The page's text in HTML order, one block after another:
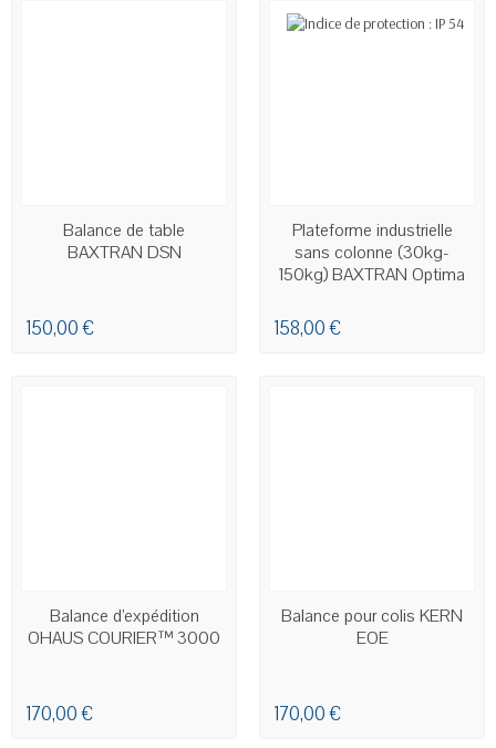
EN STOCK
Balance de table
BAXTRAN DSN
150,00 €
EN STOCK
Plateforme industrielle
sans colonne (30kg-
150kg) BAXTRAN Optima
158,00 €
EN STOCK
Balance d’expédition
OHAUS COURIER™ 3000
170,00 €
EN STOCK
Balance pour colis KERN
EOE
170,00 €